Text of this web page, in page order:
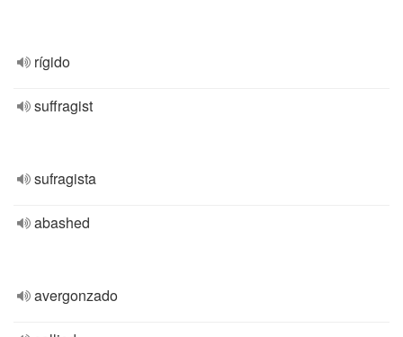
rígido
suffragist
sufragista
abashed
avergonzado